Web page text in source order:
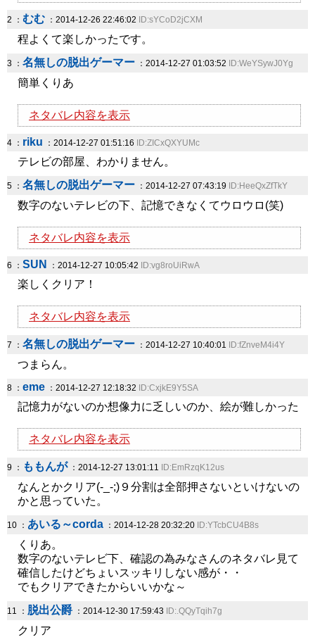
2 ： むむ ：2014-12-26 22:46:02 ID:sYCoD2jCXM
程よくて楽しかったです。
3 ： 名無しの脱出ゲーマー ：2014-12-27 01:03:52 ID:WeYSywJ0Yg
簡単くりあ
ネタバレ内容を表示
4 ： riku ：2014-12-27 01:51:16 ID:ZICxQXYUMc
テレビの部屋、わかりません。
5 ： 名無しの脱出ゲーマー ：2014-12-27 07:43:19 ID:HeeQxZfTkY
数字のないテレビの下、記憶できなくてウロウロ(笑)
ネタバレ内容を表示
6 ： SUN ：2014-12-27 10:05:42 ID:vg8roUiRwA
楽しくクリア！
ネタバレ内容を表示
7 ： 名無しの脱出ゲーマー ：2014-12-27 10:40:01 ID:fZnveM4i4Y
つまらん。
8 ： eme ：2014-12-27 12:18:32 ID:CxjkE9Y5SA
記憶力がないのか想像力に乏しいのか、絵が難しかった
ネタバレ内容を表示
9 ： ももんが：2014-12-27 13:01:11 ID:EmRzqK12us
なんとかクリア(-_-;)９分割は全部押さないといけないの
かと思っていた。
10 ： あいる～corda ：2014-12-28 20:32:20 ID:YTcbCU4B8s
くりあ。
数字のないテレビ下、確認の為みなさんのネタバレ見て
確信したけどちょいスッキリしない感が・・
でもクリアできたからいいかな～
11 ： 脱出公爵 ：2014-12-30 17:59:43 ID:.QQyTqih7g
クリア